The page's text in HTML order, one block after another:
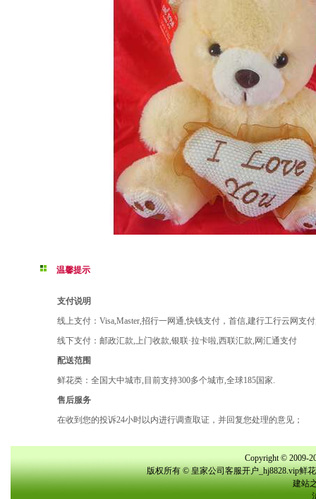
温馨提示
支付说明
线上支付：Visa,Master,招行一网通,快钱支付，首信,建行工行云网支
线下支付：邮政汇款,上门收款,银联·拉卡啦,西联汇款,网汇通支付
配送范围
鲜花类：全国大中城市,目前支持300多个城市,全球185国家.
售后服务
在收到您的投诉24小时以内进行调查取证，并回复您处理的意见；
Copyright © 2009-
版权所有 © 皇家公司客服开户_hj8828.vip鲜
建站